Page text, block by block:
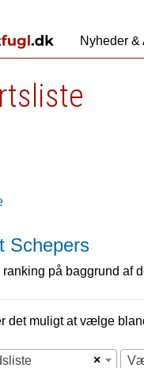
Nyheder &
Schepers
ranking på baggrund af
det muligt at vælge
×